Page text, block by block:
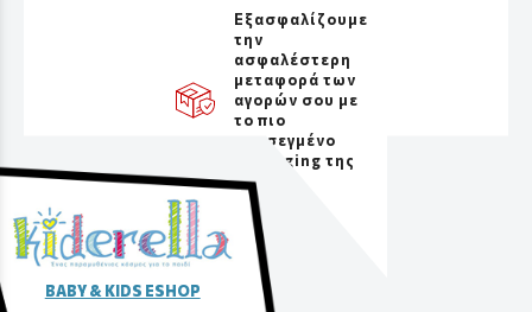
Εξασφαλίζουμε
την
ασφαλέστερη
μεταφορά των
αγορών σου με
το πιο
προσεγμένο
packaging της
αγοράς
BABY & KIDS ESHOP